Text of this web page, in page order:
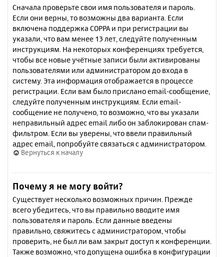
Сначала проверьте свои имя пользователя и пароль.
Если они верны, то возможны два варианта. Если
включена поддержка COPPA и при регистрации вы
указали, что вам менее 13 лет, следуйте полученным
инструкциям. На некоторых конференциях требуется,
чтобы все новые учётные записи были активированы
пользователями или администратором до входа в
систему. Эта информация отображается в процессе
регистрации. Если вам было прислано email-сообщение,
следуйте полученным инструкциям. Если email-
сообщение не получено, то возможно, что вы указали
неправильный адрес email либо он заблокирован спам-
фильтром. Если вы уверены, что ввели правильный
адрес email, попробуйте связаться с администратором.
Вернуться к началу
Почему я не могу войти?
Существует несколько возможных причин. Прежде
всего убедитесь, что вы правильно вводите имя
пользователя и пароль. Если данные введены
правильно, свяжитесь с администратором, чтобы
проверить, не был ли вам закрыт доступ к конференции.
Также возможно, что допущена ошибка в конфигурации